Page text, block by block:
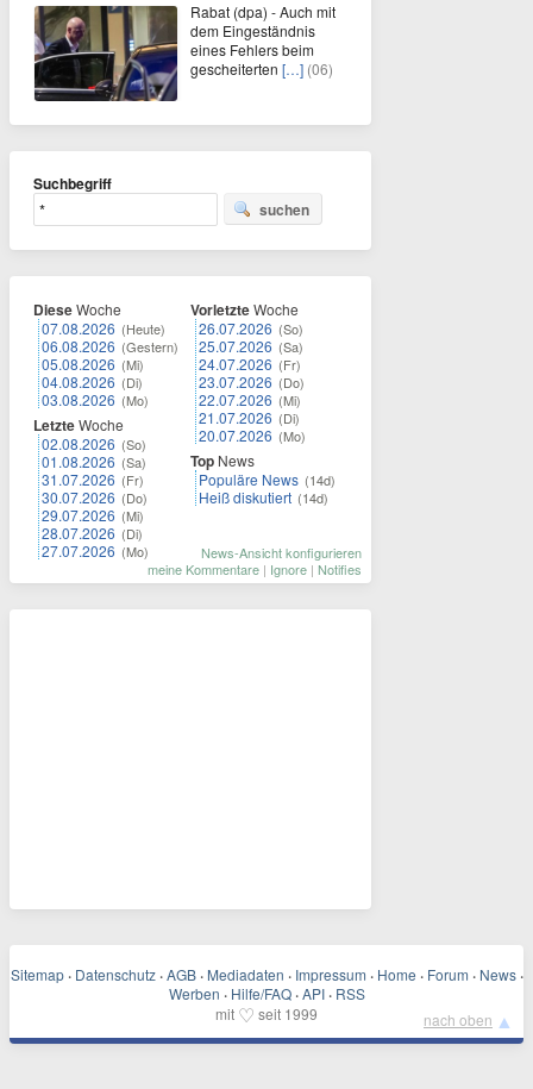
Rabat (dpa) - Auch mit
dem Eingeständnis
eines Fehlers beim
gescheiterten […] (06)
Suchbegriff
suchen
DieseWoche
07.08.2026 (Heute)
06.08.2026 (Gestern)
05.08.2026 (Mi)
04.08.2026 (Di)
03.08.2026 (Mo)
LetzteWoche
02.08.2026 (So)
01.08.2026 (Sa)
31.07.2026 (Fr)
30.07.2026 (Do)
29.07.2026 (Mi)
28.07.2026 (Di)
27.07.2026 (Mo)
VorletzteWoche
26.07.2026 (So)
25.07.2026 (Sa)
24.07.2026 (Fr)
23.07.2026 (Do)
22.07.2026 (Mi)
21.07.2026 (Di)
20.07.2026 (Mo)
Top News
Populäre News (14d)
Heiß diskutiert (14d)
News-Ansicht konfigurieren
meine Kommentare | Ignore | Notifies
Sitemap · Datenschutz · AGB · Mediadaten · Impressum · Home · Forum · News ·
Werben · Hilfe/FAQ · API · RSS
mit ♡ seit 1999 nach oben ▲